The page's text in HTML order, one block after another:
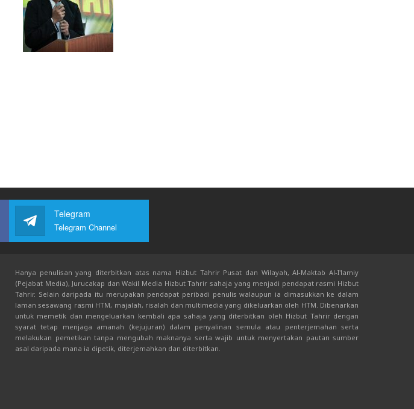
Telegram
Telegram Channel
Hanya penulisan yang diterbitkan atas nama Hizbut Tahrir Pusat dan Wilayah, Al-Maktab Al-I'lamiy
(Pejabat Media), Jurucakap dan Wakil Media Hizbut Tahrir sahaja yang menjadi pendapat rasmi Hizbut
Tahrir. Selain daripada itu merupakan pendapat peribadi penulis walaupun ia dimasukkan ke dalam
laman sesawang rasmi HTM, majalah, risalah dan multimedia yang dikeluarkan oleh HTM. Dibenarkan
untuk memetik dan mengeluarkan kembali apa sahaja yang diterbitkan oleh Hizbut Tahrir dengan
syarat tetap menjaga amanah (kejujuran) dalam penyalinan semula atau penterjemahan serta
melakukan pemetikan tanpa mengubah maknanya serta wajib untuk menyertakan pautan sumber
asal daripada mana ia dipetik, diterjemahkan dan diterbitkan.